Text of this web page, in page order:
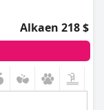
Alkaen 218 $